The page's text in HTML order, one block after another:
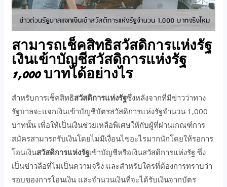
สามารถเช็คสิทธิสวัสดิการแห่งรัฐ
เงินเข้าบัญชีสวัสดิการแห่งรัฐ
1,000 บาทได้อย่างไร
สำหรับการเช็คสิทธิสวัสดิการแห่งรัฐซึ่งหลังจากที่มีข่าวว่าทาง
รัฐบาลจะแจกเงินเข้าบัญชีบัตรสวัสดิการแห่งรัฐจำนวน 1,000
บาทนั้น เพื่อให้เป็นเงินช่วยเหลือพิเศษให้กับผู้ที่ผ่านเกณฑ์การ
สมัครสามารถรับเงินโดยไม่มีเงื่อนไขอะไรมากนักโดยให้รอการ
โอนเงินสวัสดิการแห่งรัฐเข้าบัญชีหรือเงินสวัสดิการแห่งรัฐ ซึ่ง
เป็นข่าวลือที่ไม่เป็นความจริง และสำหรับใครที่ต้องการทราบว่า
รอบของการโอนเงิน และจำนวนเงินที่จะได้รับเงินจากบัตร